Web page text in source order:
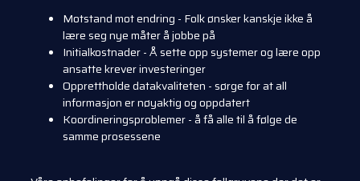
Motstand mot endring - Folk ønsker kanskje ikke å
lære seg nye måter å jobbe på
Initialkostnader - Å sette opp systemer og lære opp
ansatte krever investeringer
Opprettholde datakvaliteten - sørge for at all
informasjon er nøyaktig og oppdatert
Koordineringsproblemer - å få alle til å følge de
samme prosessene